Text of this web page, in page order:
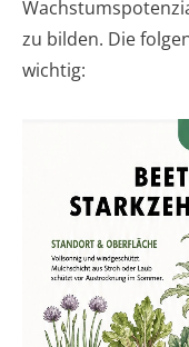
zu bilden. Die
wichtig: